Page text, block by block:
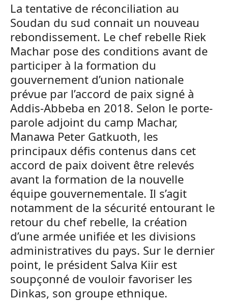
La tentative de réconciliation au
Soudan du sud connait un nouveau
rebondissement. Le chef rebelle Riek
Machar pose des conditions avant de
participer à la formation du
gouvernement d’union nationale
prévue par l’accord de paix signé à
Addis-Abbeba en 2018. Selon le porte-
parole adjoint du camp Machar,
Manawa Peter Gatkuoth, les
principaux défis contenus dans cet
accord de paix doivent être relevés
avant la formation de la nouvelle
équipe gouvernementale. Il s’agit
notamment de la sécurité entourant le
retour du chef rebelle, la création
d’une armée unifiée et les divisions
administratives du pays. Sur le dernier
point, le président Salva Kiir est
soupçonné de vouloir favoriser les
Dinkas, son groupe ethnique.